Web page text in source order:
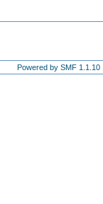
Powered by SMF 1.1.10